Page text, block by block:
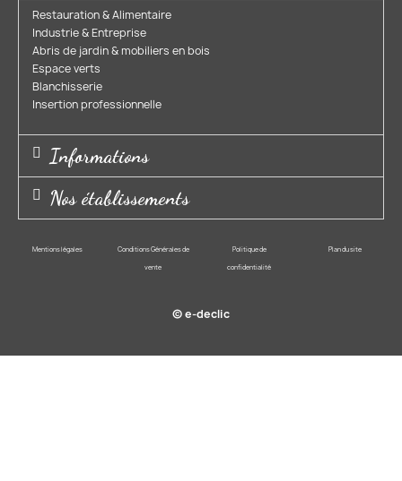
Restauration & Alimentaire
Industrie & Entreprise​
Abris de jardin & mobiliers en bois​
Espace verts​
Blanchisserie​
Insertion professionnelle​
Informations
Nos établissements
Mentions légales Conditions Générales de
vente
Politique de
confidentialité
Plan du site
© e-declic